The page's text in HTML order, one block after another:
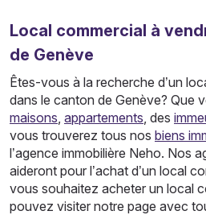
Local commercial à
de Genève
Êtes-vous à la recherche d’un
dans le canton de Genève? Que
maisons, appartements, des
vous trouverez tous nos biens
l’agence immobilière Neho. Nos
aideront pour l’achat d’un local
vous souhaitez acheter un local
pouvez visiter notre page avec